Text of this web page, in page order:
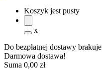
Koszyk jest pusty
x
Do bezpłatnej dostawy brakuje
Darmowa dostawa!
Suma 0,00 zł